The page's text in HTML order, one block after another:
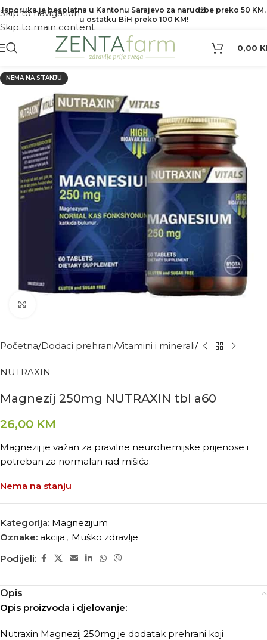
Skip to navigation
Skip to main content
Isporuka je besplatna u Kantonu Sarajevo za narudžbe preko 50 KM,
u ostatku BiH preko 100 KM!
0,00
NEMA NA STANJU
Početna Dodaci prehrani Vitamini i minerali
NUTRAXIN
Magnezij 250mg NUTRAXIN tbl a60
26,00 KM
Magnezij je važan za pravilne neurohemijske prijenose i
potreban za normalan rad mišića.
Nema na stanju
Kategorija: Magnezijum
Oznake: akcija , Muško zdravlje
Podijeli:
Opis
Opis proizvoda i djelovanje:
Nutraxin Magnezij 250mg je dodatak prehrani koji